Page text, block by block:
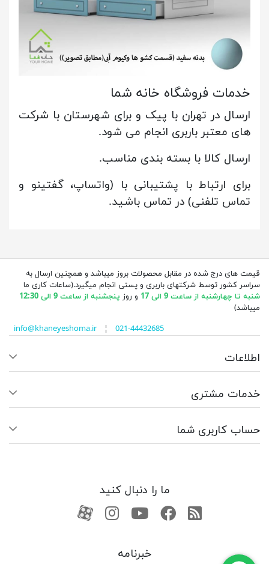
خدمات فروشگاه خانه شما
ارسال در تهران با پیک و برای شهرستان با شرکت
های معتبر باربری انجام می شود.
ارسال کالا با بسته بندی مناسب.
برای ارتباط با پشتیبانی با (واتساپ، گفتینو و
تماس تلفنی) در تماس باشید.
قیمت های درج شده در مقابل محصولات بروز میباشد و همچنین ارسال به
سراسر کشور توسط شرکتهای باربری و پستی انجام میگیرد.(ساعات کاری ما
شنبه تا چهارشنبه از ساعت 9 الی 17
و روز پنجشنبه از ساعت 9 الی 12:30
میباشد)
info@khaneyeshoma.ir¦ 021-44432685
اطلاعات
خدمات مشتری
حساب کاربری شما
ما را دنبال کنید
RSSفیسبوکیوتیوبکانال آپارات
کانال آپارات
خبرنامه